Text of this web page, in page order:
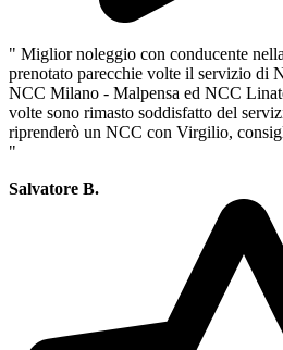
" Miglior noleggio con conducente
prenotato parecchie volte il servizio di
NCC Milano - Malpensa ed NCC
volte sono rimasto soddisfatto del
riprenderò un NCC con Virgilio,
"
Salvatore B.